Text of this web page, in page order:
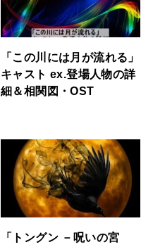
「この川には月が流れる」
キャスト ex.登場人物の詳
細＆相関図・OST
「トングン －呪いの宮